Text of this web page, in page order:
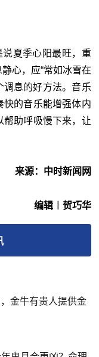
说夏季心阳最旺，重
心，应“常如冰雪在
调息的好方法。音乐
快的音乐能增强体内
帮助呼吸慢下来，让
来源：中时新闻网
编辑︱贺巧华
金牛有贵人提供金